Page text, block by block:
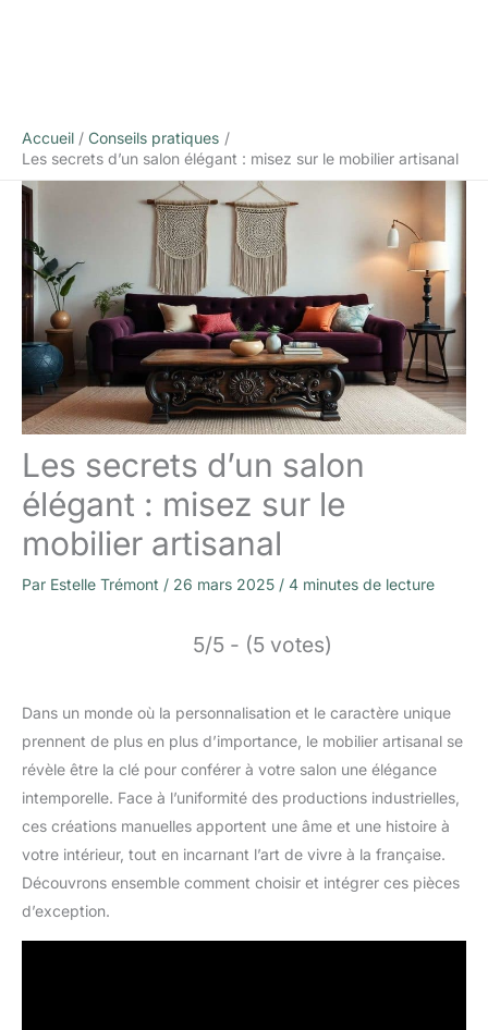
Accueil
Conseils pratiques
Les secrets d’un salon élégant : misez sur le mobilier artisanal
Les secrets d’un salon
élégant : misez sur le
mobilier artisanal
Par Estelle Trémont / 26 mars 2025 / 4 minutes de lecture
5/5 - (5 votes)
Dans un monde où la personnalisation et le caractère unique
prennent de plus en plus d’importance, le mobilier artisanal se
révèle être la clé pour conférer à votre salon une élégance
intemporelle. Face à l’uniformité des productions industrielles,
ces créations manuelles apportent une âme et une histoire à
votre intérieur, tout en incarnant l’art de vivre à la française.
Découvrons ensemble comment choisir et intégrer ces pièces
d’exception.